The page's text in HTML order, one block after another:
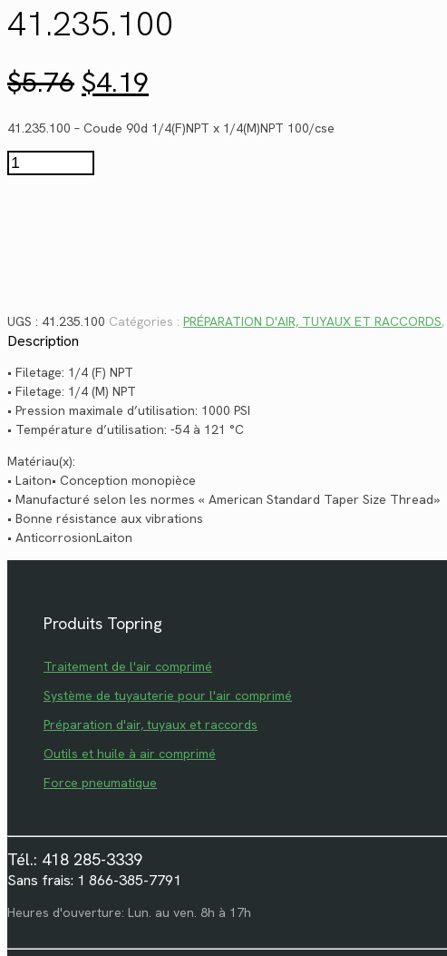
41.235.100
$5.76 Le
prix
initial
était :
$5.76.
$4.19
prix
actuel
est :
41.235.100 – Coude 90d 1/4(F)NPT x 1/4(M)NPT 100/cse
quantité
de
UGS : 41.235.100 Catégories : PRÉPARATION D'AIR, TUYAUX ET RACCORDS,
Description
• Filetage: 1/4 (F) NPT
• Filetage: 1/4 (M) NPT
• Pression maximale d’utilisation: 1000 PSI
• Température d’utilisation: -54 à 121 °C
Matériau(x):
• Laiton• Conception monopièce
• Manufacturé selon les normes « American Standard Taper Size Thread»
• Bonne résistance aux vibrations
• AnticorrosionLaiton
Produits Topring
Traitement de l'air comprimé
Système de tuyauterie pour l'air comprimé
Préparation d'air, tuyaux et raccords
Outils et huile à air comprimé
Force pneumatique
Tél.: 418 285-3339
Sans frais: 1 866-385-7791
Heures d'ouverture: Lun. au ven. 8h à 17h